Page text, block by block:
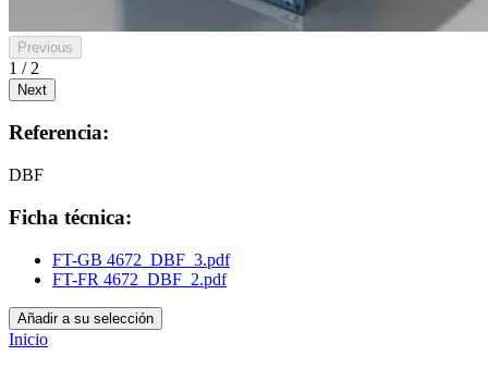
Previous
1 / 2
Next
Referencia:
DBF
Ficha técnica:
FT-GB 4672_DBF_3.pdf
FT-FR 4672_DBF_2.pdf
Añadir a su selección
Inicio